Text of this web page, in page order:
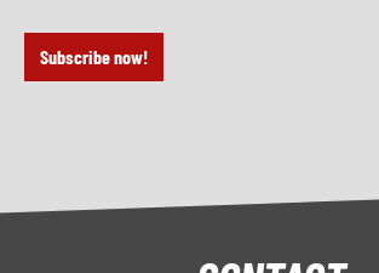
Subscribe now!